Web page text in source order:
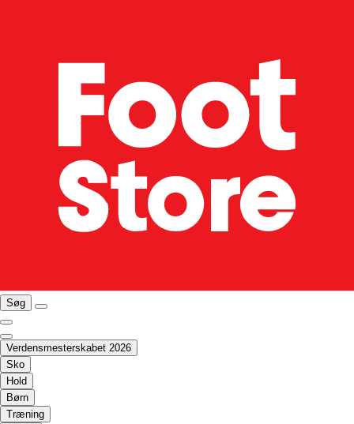
Søg
Verdensmesterskabet 2026
Sko
Hold
Børn
Træning